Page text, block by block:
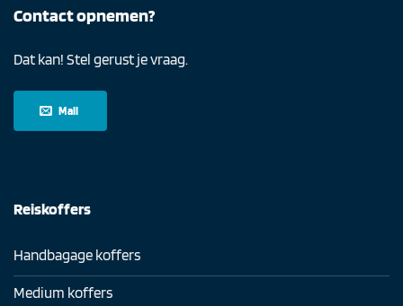
Contact opnemen?
Dat kan! Stel gerust je vraag.
Mail
Reiskoffers
Handbagage koffers
Medium koffers